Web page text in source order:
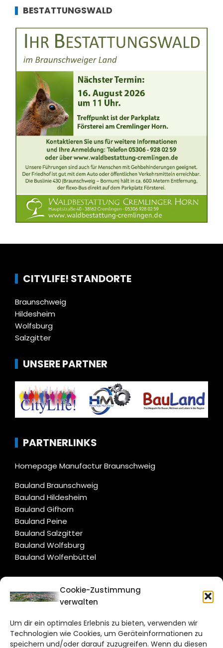
Cookie-Zustimmung
verwalten
Um dir ein optimales Erlebnis zu bieten, verwenden wir
Technologien wie Cookies, um Geräteinformationen zu
speichern und/oder darauf zuzugreifen. Wenn du diesen
BESTATTUNGSWALD
CITYLIFE! STANDORTE
Braunschweig
Hildesheim
Wolfsburg
Salzgitter
UNSERE PARTNER
PARTNERLINKS
Homepage Manufactur Braunschweig
Bauland Braunschweig
Bauland Hildesheim
Bauland Gifhorn
Bauland Peine
Bauland Salzgitter
Bauland Wolfsburg
Bauland Wolfenbüttel
CITYLIFE!
Bruchtorwall 12
38100 Braunschweig